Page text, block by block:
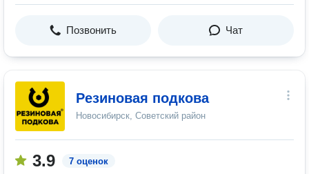
Позвонить Чат
Резиновая подкова
Новосибирск, Советский район
3.9 7 оценок